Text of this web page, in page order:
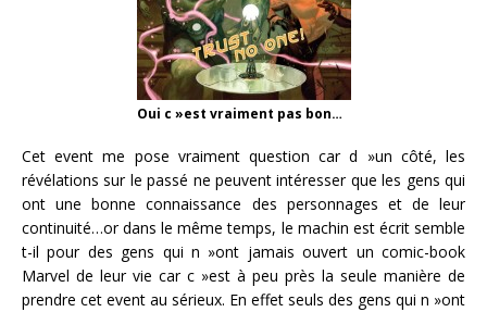
Oui c »est vraiment pas bon…
Cet event me pose vraiment question car d »un côté, les
révélations sur le passé ne peuvent intéresser que les gens qui
ont une bonne connaissance des personnages et de leur
continuité…or dans le même temps, le machin est écrit semble
t-il pour des gens qui n »ont jamais ouvert un comic-book
Marvel de leur vie car c »est à peu près la seule manière de
prendre cet event au sérieux. En effet seuls des gens qui n »ont